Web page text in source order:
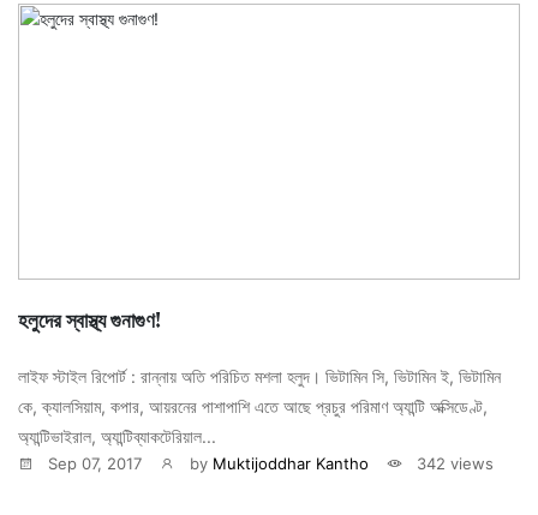
হলুদের স্বাস্থ্য গুনাগুণ!
লাইফ স্টাইল রিপোর্ট : রান্নায় অতি পরিচিত মশলা হলুদ। ভিটামিন সি, ভিটামিন ই, ভিটামিন
কে, ক্যালসিয়াম, কপার, আয়রনের পাশাপাশি এতে আছে প্রচুর পরিমাণ অ্যান্টি অক্সিডেণ্ট,
অ্যান্টিভাইরাল, অ্যান্টিব্যাকটেরিয়াল...
Sep 07, 2017 by Muktijoddhar Kantho 342 views